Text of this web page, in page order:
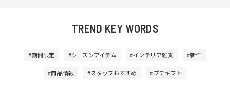
TREND KEY WORDS
#期間限定 #シーズンアイテム #インテリア雑貨 #新作
#商品情報 #スタッフおすすめ #プチギフト